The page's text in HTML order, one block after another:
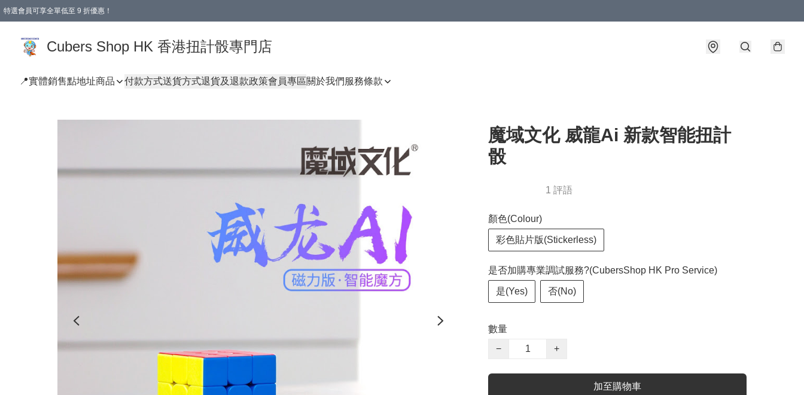
特選會員可享全單低至 9 折優惠！
Cubers Shop HK 香港扭計骰專門店
📍實體銷售點地址商品 付款方式送貨方式退貨及退款政策會員專區關於我們 服務條款
魔域文化 威龍Ai 新款智能扭計
骰
1 評語
顏色(Colour)
彩色貼片版(Stickerless)
是否加購專業調試服務?(CubersShop HK Pro Service)
是(Yes) 否(No)
數量
−
+
加至購物車